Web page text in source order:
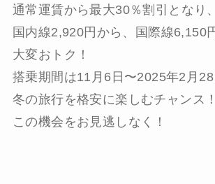
通常運賃から最大30％割引となり
国内線2,920円から、国際線6,150
大変おトク！
搭乗期間は11月6日〜2025年2月28
冬の旅行を格安に楽しむチャンス！
この機会をお見逃しなく！